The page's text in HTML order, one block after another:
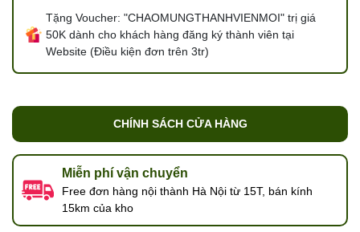
Tặng Voucher: "CHAOMUNGTHANHVIENMOI" trị giá
50K dành cho khách hàng đăng ký thành viên tại
Website (Điều kiện đơn trên 3tr)
CHÍNH SÁCH CỬA HÀNG
Miễn phí vận chuyển
Free đơn hàng nội thành Hà Nội từ 15T, bán kính
15km của kho